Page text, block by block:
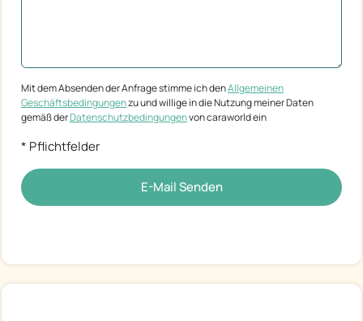
Mit dem Absenden der Anfrage stimme ich denAllgemeinen
Geschäftsbedingungenzu und willige in die Nutzung meiner Daten
gemäß derDatenschutzbedingungenvon caraworld ein
* Pflichtfelder
E-Mail Senden